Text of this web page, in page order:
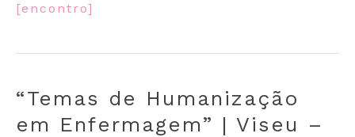
[encontro]
“Temas de Humanização
em Enfermagem” | Viseu –